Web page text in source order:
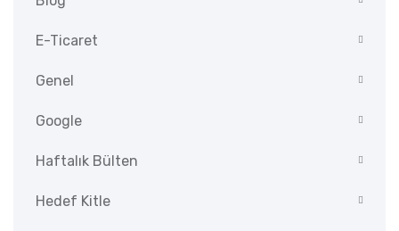
E-Ticaret
Genel
Google
Haftalık Bülten
Hedef Kitle